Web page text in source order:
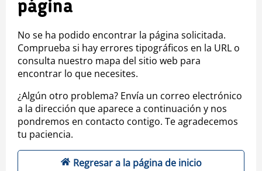
página
No se ha podido encontrar la página solicitada.
Comprueba si hay errores tipográficos en la URL o
consulta nuestro mapa del sitio web para
encontrar lo que necesites.
¿Algún otro problema? Envía un correo electrónico
a la dirección que aparece a continuación y nos
pondremos en contacto contigo. Te agradecemos
tu paciencia.
Regresar a la página de inicio